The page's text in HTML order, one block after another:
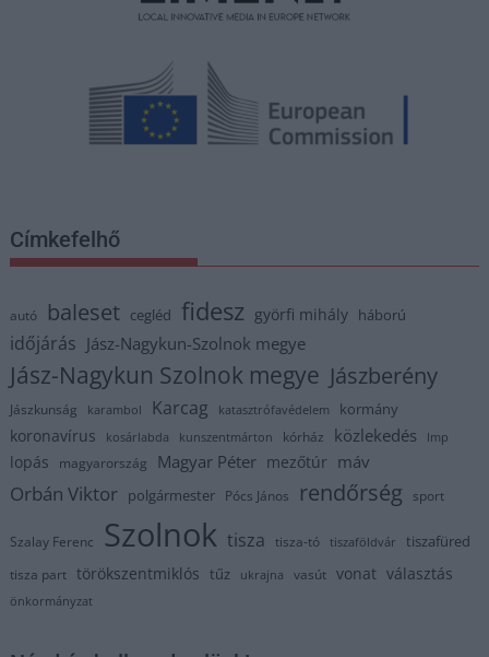
Címkefelhő
autó baleset cegléd fidesz györfi mihály háború
időjárás Jász-Nagykun-Szolnok megye
Jász-Nagykun Szolnok megye Jászberény
Jászkunság karambol Karcag katasztrófavédelem kormány
koronavírus kosárlabda kunszentmárton kórház közlekedés lmp
lopás magyarország Magyar Péter mezőtúr máv
Orbán Viktor polgármester Pócs János rendőrség sport
Szalay Ferenc Szolnok tisza tisza-tó tiszaföldvár tiszafüred
tisza part törökszentmiklós tűz ukrajna vasút vonat választás
önkormányzat